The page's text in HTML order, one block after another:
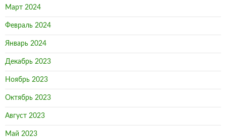
Март 2024
Февраль 2024
Январь 2024
Декабрь 2023
Ноябрь 2023
Октябрь 2023
Август 2023
Май 2023